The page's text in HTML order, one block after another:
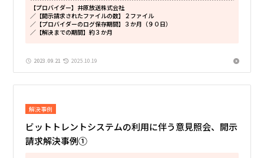
【プロバイダー】井原放送株式会社
／【開示請求されたファイルの数】２ファイル
／【プロバイダーのログ保存期間】３か月（９０日）
／【解決までの期間】約３か月
2023.09.21 2025.10.19
解決事例
ビットトレントシステムの利用に伴う意見照会、開示
請求解決事例①